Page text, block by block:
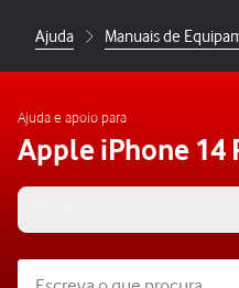
Ajuda Manuais de
Ajuda e apoio para
Apple iPhone 14